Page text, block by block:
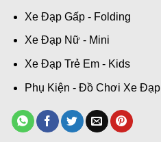
Xe Đạp Gấp - Folding
Xe Đạp Nữ - Mini
Xe Đạp Trẻ Em - Kids
Phụ Kiện - Đồ Chơi Xe Đạp